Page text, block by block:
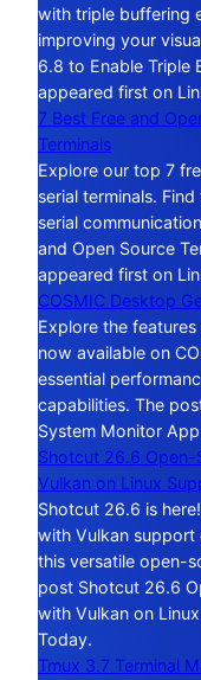
with triple buffering
improving your
6.8 to Enable Triple
appeared first on
7 Best Free and
Terminals
Explore our top 7
serial terminals.
serial
and Open Source
appeared first on
COSMIC Desktop
Explore the
now available on
essential
capabilities. The
System Monitor
Shotcut 26.6 Open-
Vulkan on Linux
Shotcut 26.6 is
with Vulkan support
this versatile open-
post Shotcut 26.6
with Vulkan on
Today.
Tmux 3.7 Terminal